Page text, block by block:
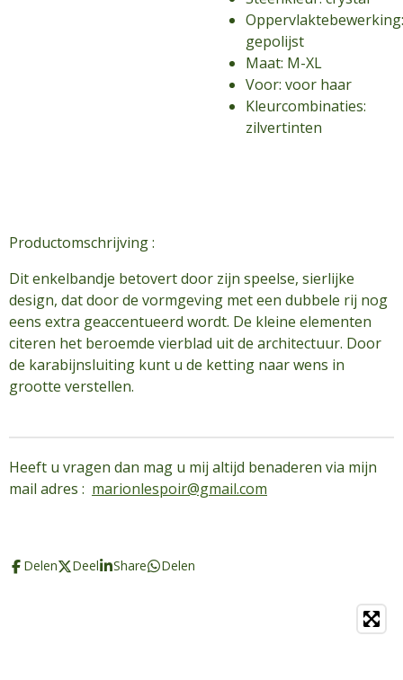
Oppervlaktebewerking:
gepolijst
Maat: M-XL
Voor: voor haar
Kleurcombinaties:
zilvertinten
Productomschrijving :
Dit enkelbandje betovert door zijn speelse, sierlijke
design, dat door de vormgeving met een dubbele rij nog
eens extra geaccentueerd wordt. De kleine elementen
citeren het beroemde vierblad uit de architectuur. Door
de karabijnsluiting kunt u de ketting naar wens in
grootte verstellen.
Heeft u vragen dan mag u mij altijd benaderen via mijn
mail adres : marionlespoir@gmail.com
Delen Deel Share Delen